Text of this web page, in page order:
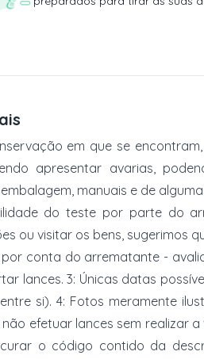
em que se
apresentar avarias,
manuais e de
do teste por parte do
ou visitar os bens, sugerimos
conta do arrematante -
lances. 3: Únicas datas
si). 4: Fotos meramente
efetuar lances sem realizar
o código contido da